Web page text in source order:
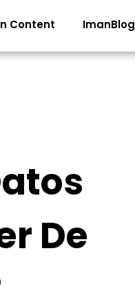
Content ImanBlog
De